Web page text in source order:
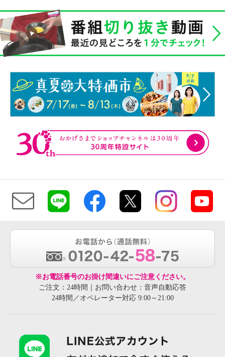
※お電話番号のお掛け間違いにご注意ください。
ご注文：24時間｜お問い合わせ：音声自動応答
24時間／オペレーター対応 9:00～21:00